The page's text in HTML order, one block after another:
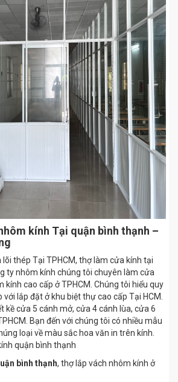
kính Tại quận bình thạnh –
lõi thép Tại TPHCM, thợ làm cửa kính tại
ty nhôm kính chúng tôi chuyên làm cửa
kính cao cấp ở TPHCM. Chúng tôi hiểu quy
lắp đặt ở khu biệt thự cao cấp Tại HCM.
kề cửa 5 cánh mở, cửa 4 cánh lùa, cửa 6
Bạn đến với chúng tôi có nhiều mẫu
loại về màu sắc hoa văn in trên kính.
quận bình thạnh
bình thạnh, thợ lắp vách nhôm kính ở